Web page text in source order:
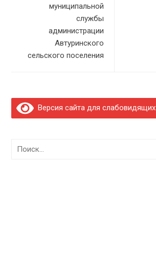
муниципальной
службы
администрации
Автуринского
сельского поселения
Версия сайта для слабовидящих
Найти: